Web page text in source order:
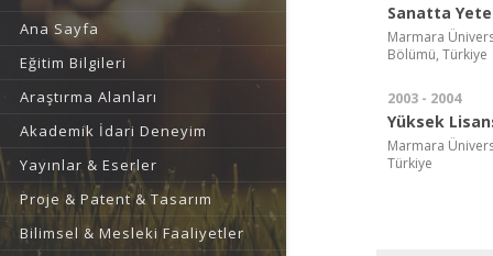
Ana Sayfa
Eğitim Bilgileri
Araştırma Alanları
Akademik İdari Deneyim
Yayınlar & Eserler
Proje & Patent & Tasarım
Bilimsel & Mesleki Faaliyetler
Sanatta
Marmara
Bölümü, Türkiye
2003 - 2004
Yüksek
Marmara
Türkiye